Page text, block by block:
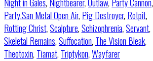
Party.San Metal Open Air, Pig Destroyer, Rotpit,
Rotting Christ,Scalpture,Schizophrenia,Servant,
Skeletal Remains,Suffocation, The Vision Bleak,
Theotoxin, Tiamat, Triptykon,Wayfarer